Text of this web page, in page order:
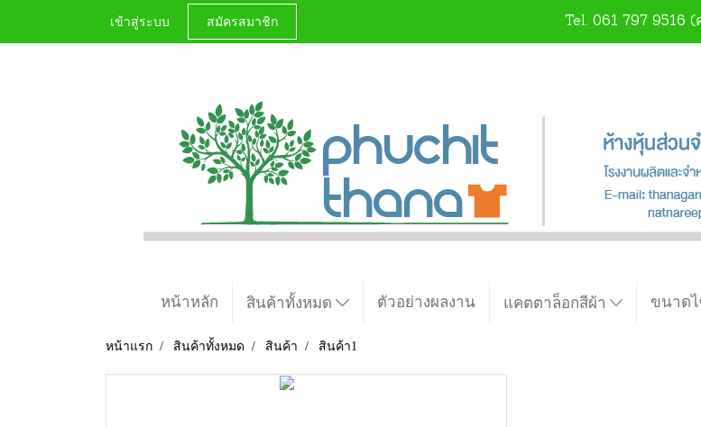
เข้าสู่ระบบ สมัครสมาชิก Tel. 061 797 9516 (
หน้าหลัก สินค้าทั้งหมด ตัวอย่างผลงาน แคตตาล็อกสีผ้า ขนาดไ
หน้าแรก สินค้าทั้งหมด สินค้า สินค้า1